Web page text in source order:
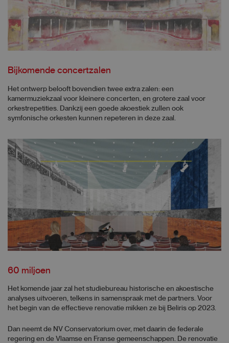
Bijkomende concertzalen
Het ontwerp belooft bovendien twee extra zalen: een
kamermuziekzaal voor kleinere concerten, en grotere zaal voor
orkestrepetities. Dankzij een goede akoestiek zullen ook
symfonische orkesten kunnen repeteren in deze zaal.
60 miljoen
Het komende jaar zal het studiebureau historische en akoestische
analyses uitvoeren, telkens in samenspraak met de partners. Voor
het begin van de effectieve renovatie mikken ze bij Beliris op 2023.
Dan neemt de NV Conservatorium over, met daarin de federale
regering en de Vlaamse en Franse gemeenschappen. De renovatie